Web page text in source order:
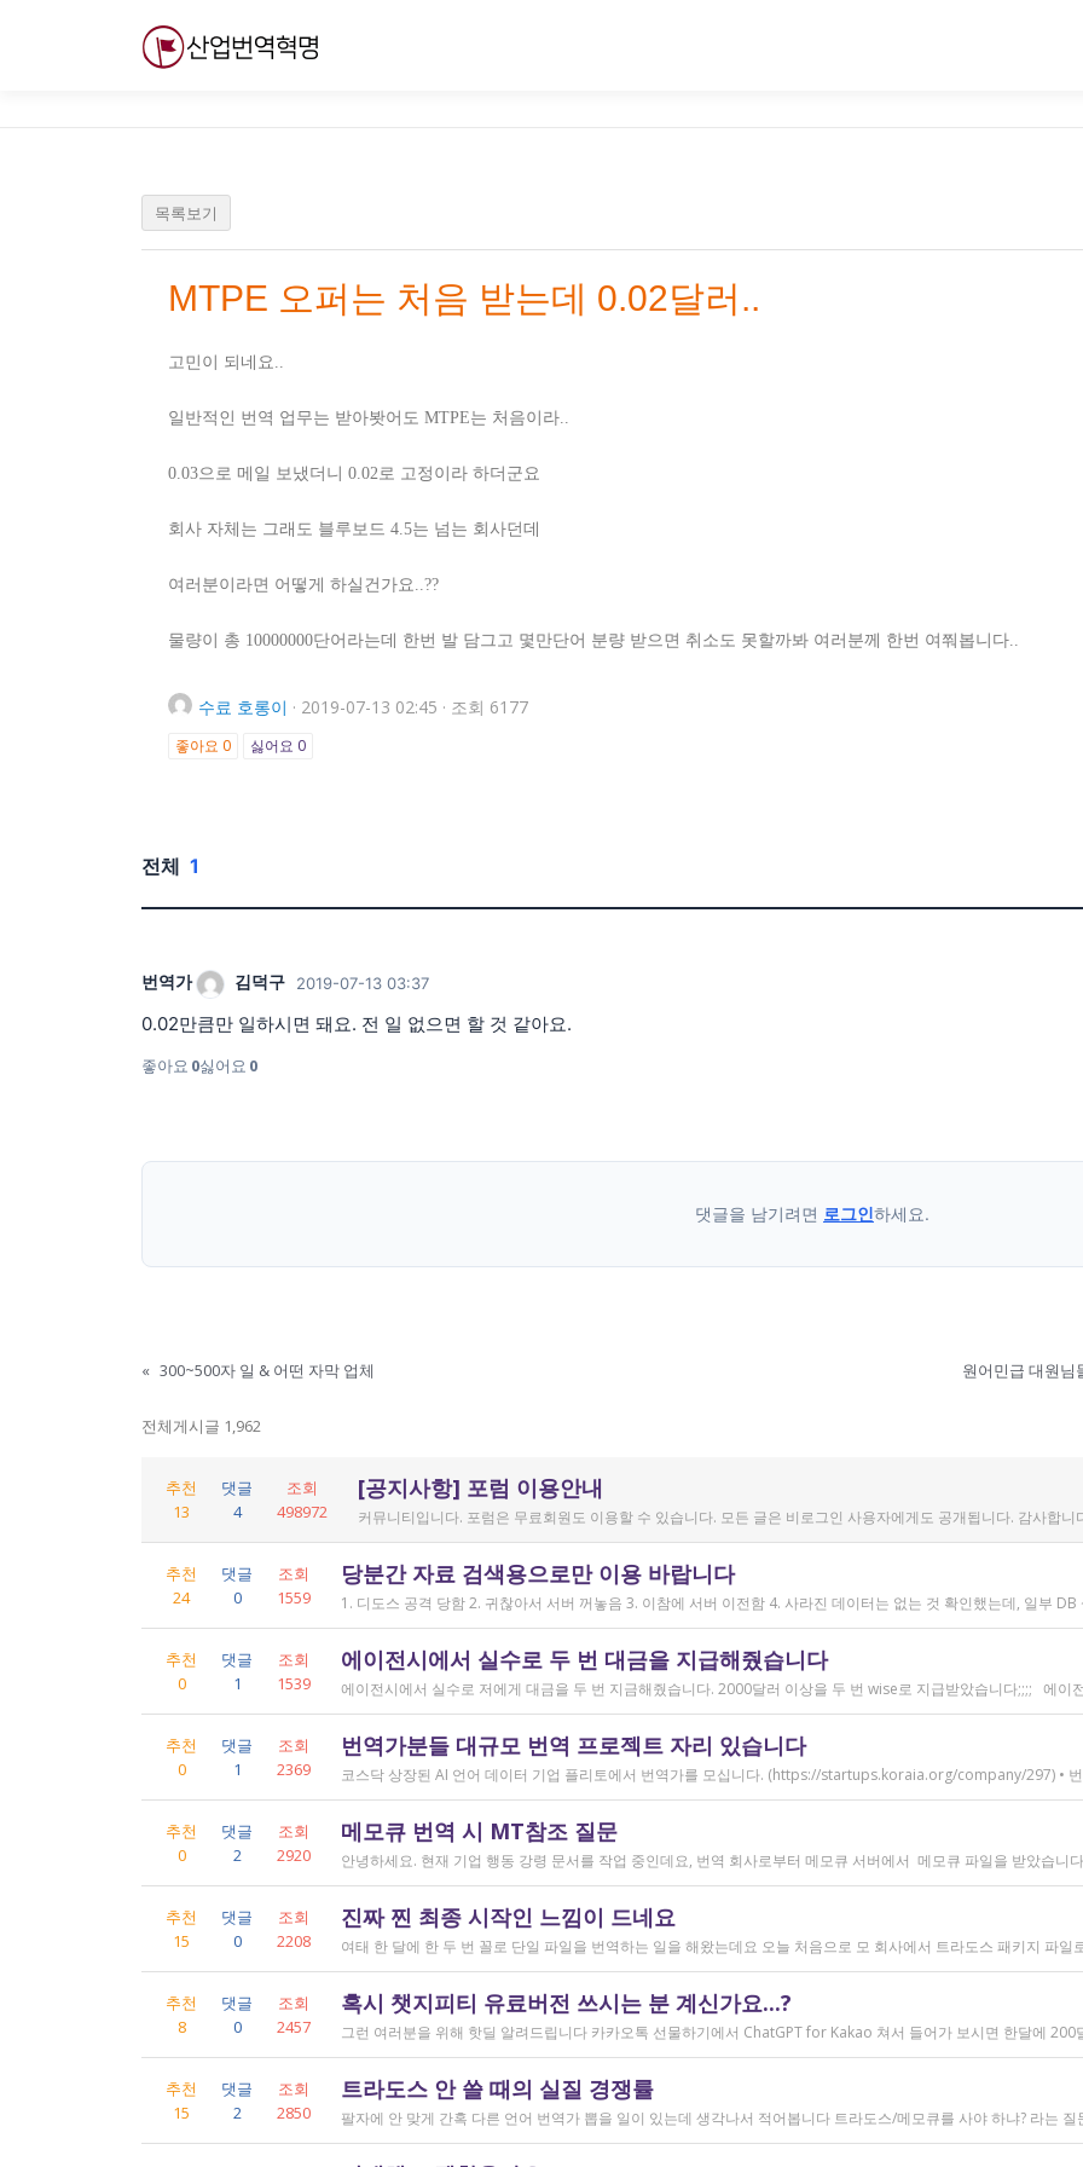
목록보기
MTPE 오퍼는 처음 받는데 0.02달러..
고민이 되네요..
일반적인 번역 업무는 받아봣어도 MTPE는 처음이라..
0.03으로 메일 보냈더니 0.02로 고정이라 하더군요
회사 자체는 그래도 블루보드 4.5는 넘는 회사던데
여러분이라면 어떻게 하실건가요..??
물량이 총 10000000단어라는데 한번 발 담그고 몇만단어 분량 받으면 취소도 못할까봐 여러분께 한번 여쭤봅니다..
수료 호롱이 · 2019-07-13 02:45 · 조회 6177
좋아요 0 싫어요 0
전체 1
번역가 김덕구 2019-07-13 03:37
0.02만큼만 일하시면 돼요. 전 일 없으면 할 것 같아요.
좋아요 0싫어요 0
댓글을 남기려면 로그인하세요.
« 300~500자 일 & 어떤 자막 업체 원어민급 대원님
전체게시글 1,962
추천
13
댓글
4
조회
498972
[공지사항] 포럼 이용안내
커뮤니티입니다. 포럼은 무료회원도 이용할 수 있습니다. 모든 글은 비로그인 사용자에게도 공개됩니다. 감사합니
추천
24
댓글
0
조회
1559
당분간 자료 검색용으로만 이용 바랍니다
추천
0
댓글
1
조회
1539
에이전시에서 실수로 두 번 대금을 지급해줬습니다
추천
0
댓글
1
조회
2369
번역가분들 대규모 번역 프로젝트 자리 있습니다
추천
0
댓글
2
조회
2920
메모큐 번역 시 MT참조 질문
추천
15
댓글
0
조회
2208
진짜 찐 최종 시작인 느낌이 드네요
추천
8
댓글
0
조회
2457
혹시 챗지피티 유료버전 쓰시는 분 계신가요...?
추천
15
댓글
2
조회
2850
트라도스 안 쓸 때의 실질 경쟁률